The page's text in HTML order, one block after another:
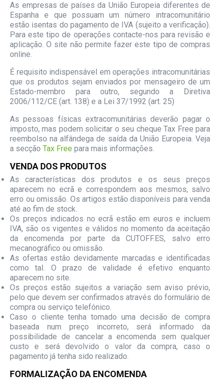
As empresas de países da União Europeia diferentes de
Espanha e que possuam um número intracomunitário
estão isentas do pagamento de IVA (sujeito a verificação).
Para este tipo de operações contacte-nos para revisão e
aplicação. O site não permite fazer este tipo de compras
online.
É requisito indispensável em operações intracomunitárias
que os produtos sejam enviados por mensageiro de um
Estado-membro para outro, segundo a Diretiva
2006/112/CE (art. 138) e a Lei 37/1992 (art. 25)
As pessoas físicas extracomunitárias deverão pagar o
imposto, mas podem solicitar o seu cheque Tax Free para
reembolso na alfândega de saída da União Europeia. Veja
a secção Tax Free para mais informações.
VENDA DOS PRODUTOS
As características dos produtos e os seus preços
aparecem no ecrã e correspondem aos mesmos, salvo
erro ou omissão. Os artigos estão disponíveis para venda
até ao fim de stock.
Os preços indicados no ecrã estão em euros e incluem
IVA, são os vigentes e válidos no momento da aceitação
da encomenda por parte da CUTOFF.ES, salvo erro
mecanográfico ou omissão.
As ofertas estão devidamente marcadas e identificadas
como tal. O prazo de validade é efetivo enquanto
aparecem no site.
Os preços estão sujeitos a variação sem aviso prévio,
pelo que devem ser confirmados através do formulário de
compra ou serviço telefónico.
Caso o cliente tenha tomado uma decisão de compra
baseada num preço incorreto, será informado da
possibilidade de cancelar a encomenda sem qualquer
custo e será devolvido o valor da compra, caso o
pagamento já tenha sido realizado.
FORMALIZAÇÃO DA ENCOMENDA